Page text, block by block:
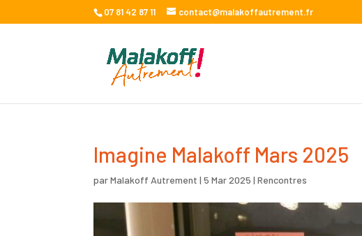
07 81 42 87 11 contact@malakoffautrement.fr
Imagine Malakoff Mars 2025
parMalakoff Autrement |5 Mar 2025 |Rencontres